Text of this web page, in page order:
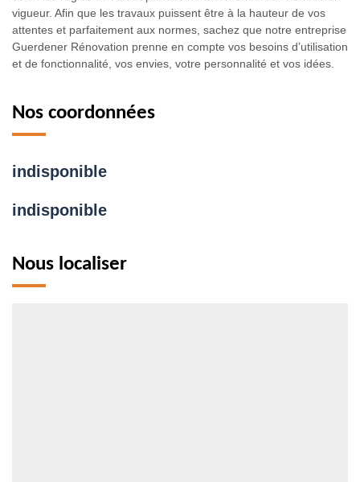
vigueur. Afin que les travaux puissent être à la hauteur de vos
attentes et parfaitement aux normes, sachez que notre entreprise
Guerdener Rénovation prenne en compte vos besoins d’utilisation
et de fonctionnalité, vos envies, votre personnalité et vos idées.
Nos coordonnées
indisponible
indisponible
Nous localiser